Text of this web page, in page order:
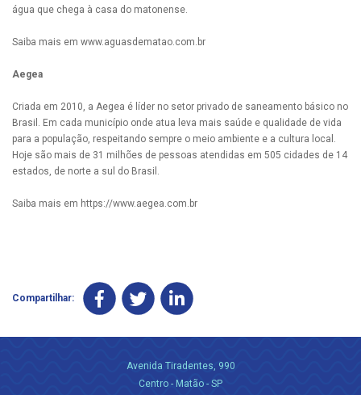
água que chega à casa do matonense.
Saiba mais em www.aguasdematao.com.br
Aegea
Criada em 2010, a Aegea é líder no setor privado de saneamento básico no
Brasil. Em cada município onde atua leva mais saúde e qualidade de vida
para a população, respeitando sempre o meio ambiente e a cultura local.
Hoje são mais de 31 milhões de pessoas atendidas em 505 cidades de 14
estados, de norte a sul do Brasil.
Saiba mais em https://www.aegea.com.br
Compartilhar:
Avenida Tiradentes, 990
Centro - Matão - SP